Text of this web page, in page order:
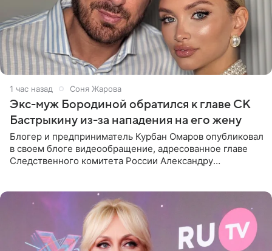
1 час назад Соня Жарова
Экс-муж Бородиной обратился к главе СК
Бастрыкину из-за нападения на его жену
Блогер и предприниматель Курбан Омаров опубликовал
в своем блоге видеообращение, адресованное главе
Следственного комитета России Александру